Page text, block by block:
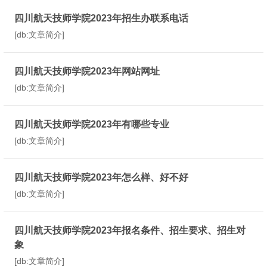
四川航天技师学院2023年招生办联系电话
[db:文章简介]
四川航天技师学院2023年网站网址
[db:文章简介]
四川航天技师学院2023年有哪些专业
[db:文章简介]
四川航天技师学院2023年怎么样、好不好
[db:文章简介]
四川航天技师学院2023年报名条件、招生要求、招生对
象
[db:文章简介]